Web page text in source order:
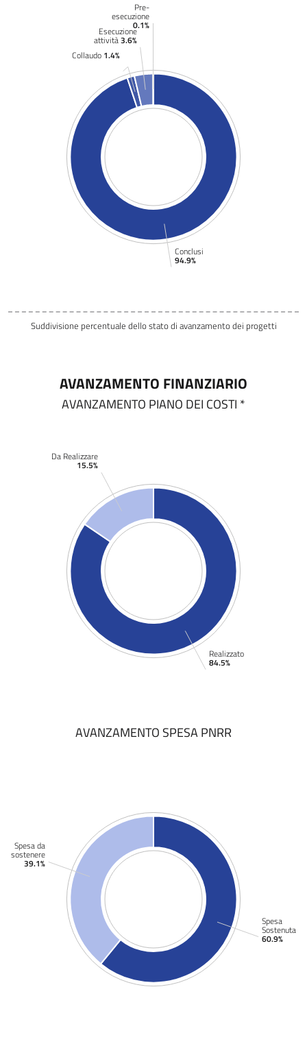
Pre-
esecuzione
0.1%
Esecuzione
attività3.6%
Collaudo 1.4%
Conclusi
94.9%
Suddivisione percentuale dello stato di avanzamento dei progetti
AVANZAMENTO FINANZIARIO
AVANZAMENTO PIANO DEI COSTI *
Da Realizzare
15.5%
Realizzato
84.5%
AVANZAMENTO SPESA PNRR
Spesa da
sostenere
39.1%
Spesa
Sostenuta
60.9%